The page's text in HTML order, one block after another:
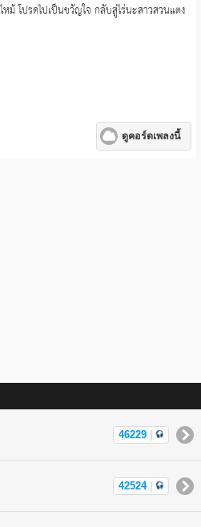
ม้ โปรดไปเป็นขวัญใจ กลับสู่ไร่นะสาวสวนแตง
ดูคอร์ดเพลงนี้
46229
42524